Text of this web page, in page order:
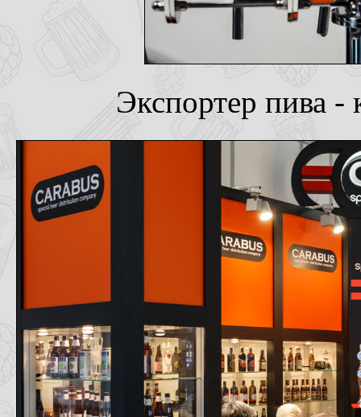
Экспортер пива